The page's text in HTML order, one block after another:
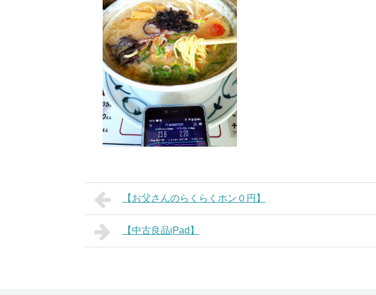
【お父さんのらくらくホン０円】
【中古良品iPad】